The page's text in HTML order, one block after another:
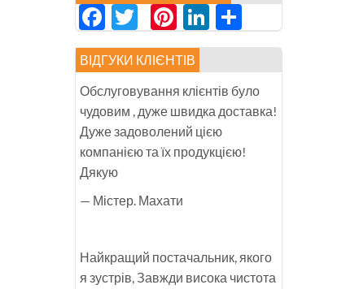
Facebook
Twitter
Pinterest
LinkedIn
享
ВІДГУКИ КЛІЄНТІВ
Обслуговування клієнтів було
чудовим , дуже швидка доставка!
Дуже задоволений цією
компанією та їх продукцією!
Дякую
— Містер. Махати
Найкращий постачальник, якого
я зустрів, Завжди висока чистота